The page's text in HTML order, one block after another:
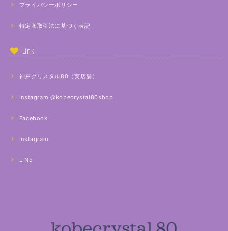
プライバシーポリシー
特定商取引法に基づく表記
Link
神戸クリスタル80（実店舗）
Instagram @kobecrystal80shop
Facebook
Instagram
LINE